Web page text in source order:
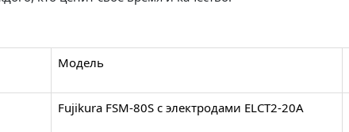
Модель
Fujikura FSM-80S с электродами ELCT2-20A